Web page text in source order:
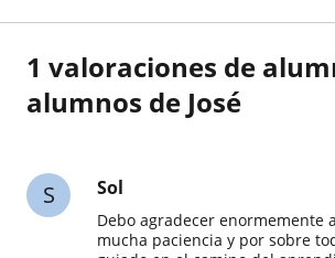
1 valoraciones de
alumnos de José
S Sol
Debo agradecer enormemente
mucha paciencia y por sobre